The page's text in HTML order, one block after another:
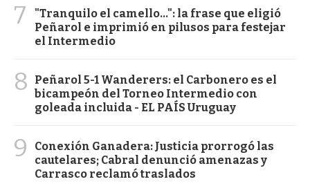
7
"Tranquilo el camello...": la frase que eligió
Peñarol e imprimió en pilusos para festejar
el Intermedio
8
Peñarol 5-1 Wanderers: el Carbonero es el
bicampeón del Torneo Intermedio con
goleada incluida - EL PAÍS Uruguay
9
Conexión Ganadera: Justicia prorrogó las
cautelares; Cabral denunció amenazas y
Carrasco reclamó traslados